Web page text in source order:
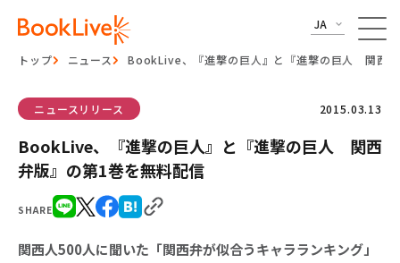
JA
トップ ニュース BookLive、『進撃の巨人』と『進撃の巨人 関西
SHARE
ニュースリリース 2015.03.13
BookLive、『進撃の巨人』と『進撃の巨人 関西
弁版』の第1巻を無料配信
関西人500人に聞いた「関西弁が似合うキャラランキング」